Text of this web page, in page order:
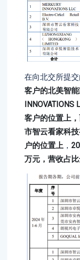
在向北交所提交
客户的北美智
INNOVATIONS
客户的位置上
市智云看家科
户的位置上 ，
万元，营收占比